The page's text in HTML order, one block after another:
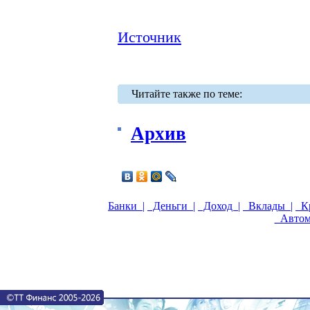
Источник
Читайте также по теме:
Архив
Банки | Деньги | Доход | Вклады |